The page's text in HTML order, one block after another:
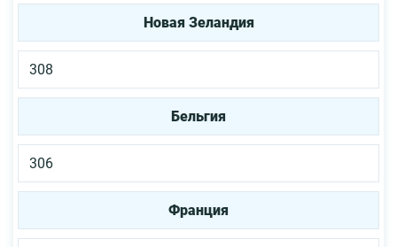
Новая Зеландия
308
Бельгия
306
Франция